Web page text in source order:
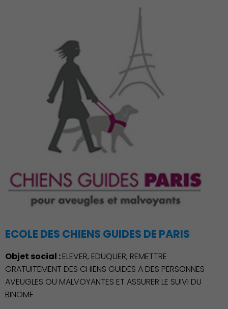
ECOLE DES CHIENS GUIDES DE PARIS
Objet social :ELEVER, EDUQUER, REMETTRE
GRATUITEMENT DES CHIENS GUIDES A DES PERSONNES
AVEUGLES OU MALVOYANTES ET ASSURER LE SUIVI DU
BINOME